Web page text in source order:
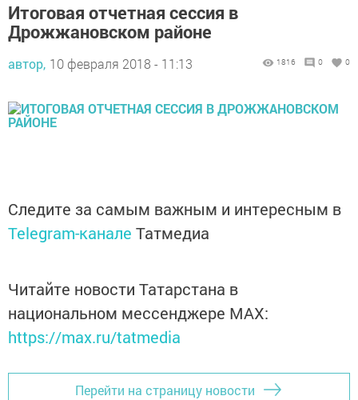
Итоговая отчетная сессия в
Дрожжановском районе
автор, 10 февраля 2018 - 11:13 1816 0 0
Следите за самым важным и интересным в
Telegram-канале Татмедиа
Читайте новости Татарстана в
национальном мессенджере MАХ:
https://max.ru/tatmedia
Перейти на страницу новости